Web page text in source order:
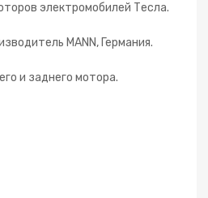
электромобилей Тесла.
MANN, Германия.
и заднего мотора.